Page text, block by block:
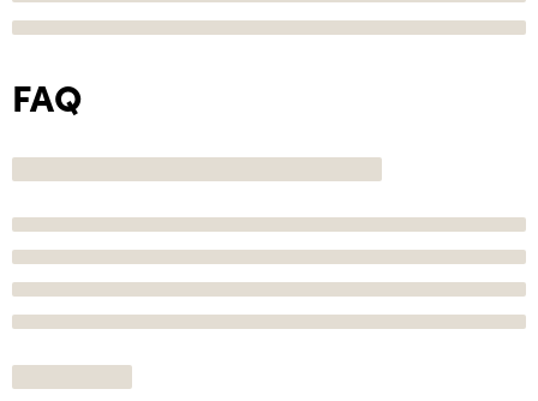
FAQ